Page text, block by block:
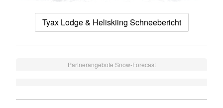
Tyax Lodge & Heliskiing Schneebericht
Partnerangebote Snow-Forecast